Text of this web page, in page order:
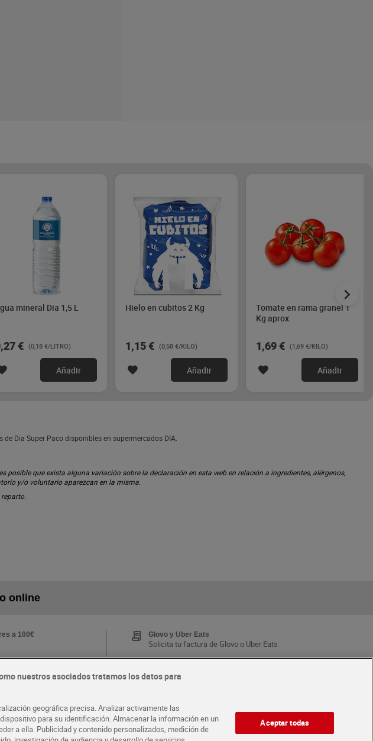
mineral Dia 1,5 L
€ (0,18 €/LITRO)
Añadir
Hielo en cubitos 2 Kg
1,15 € (0,58 €/KILO)
Añadir
Tomate en rama granel 1
Kg aprox.
1,69 € (1,69 €/KILO)
Añadir
Dia Super Paco disponibles en supermercados DIA.
que exista alguna variación sobre la declaración en esta web en relación a ingredientes, alérgenos,
y/o voluntario aparezcan en la misma.
online
a 100€ Glovo y Uber Eats
Solicita tu factura de Glovo o Uber Eats
¡Solicita tu tarjeta de crédito aquí!
nuestros asociados tratamos los datos para
geográfica precisa. Analizar activamente las
para su identificación. Almacenar la información en un
a ella. Publicidad y contenido personalizados, medición de
Aceptar todas